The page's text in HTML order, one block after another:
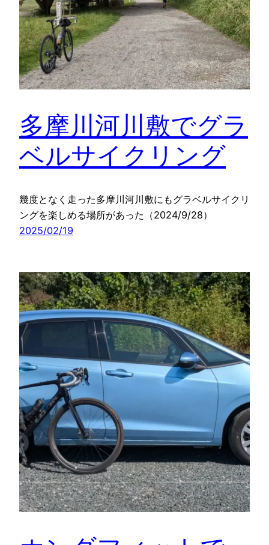
多摩川河川敷でグラ
ベルサイクリング
幾度となく走った多摩川河川敷にもグラベルサイクリ
ングを楽しめる場所があった（2024/9/28）
2025/02/19